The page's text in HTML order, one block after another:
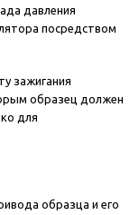
давления
посредством
зажигания
образец должен
для
образца и его